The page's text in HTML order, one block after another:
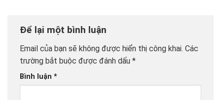
Để lại một bình luận
Email của bạn sẽ không được hiển thị công khai. Các
trường bắt buộc được đánh dấu *
Bình luận *